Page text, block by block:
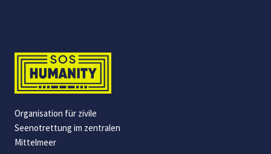
Organisation für zivile
Seenotrettung im zentralen
Mittelmeer